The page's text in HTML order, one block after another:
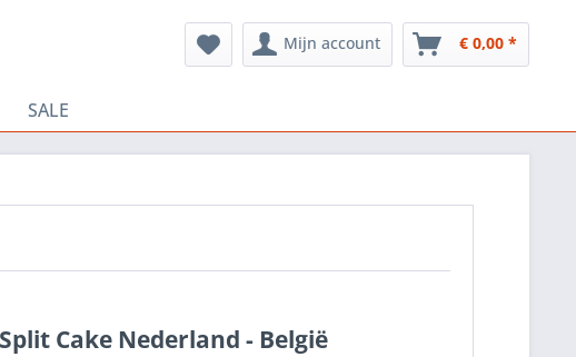
Mijn account € 0,00 *
SALE
Cake Nederland - België